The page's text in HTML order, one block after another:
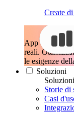
Create
App
reali.
le esigenze
Soluzioni
Soluzioni
Storie di
Casi